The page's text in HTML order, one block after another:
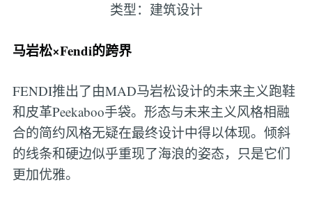
类型：建筑设计
马岩松×Fendi的跨界
FENDI推出了由MAD马岩松设计的未来主义跑鞋
和皮革Peekaboo手袋。形态与未来主义风格相融
合的简约风格无疑在最终设计中得以体现。倾斜
的线条和硬边似乎重现了海浪的姿态，只是它们
更加优雅。